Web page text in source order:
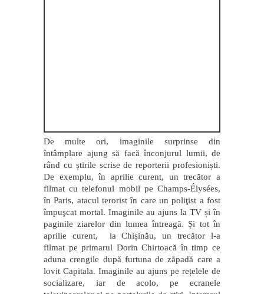
De multe ori, imaginile surprinse din
întâmplare ajung să facă înconjurul lumii, de
rând cu știrile scrise de reporterii profesioniști.
De exemplu, în aprilie curent, un trecător a
filmat cu telefonul mobil pe Champs-Élysées,
în Paris, atacul terorist în care un poliţist a fost
împuşcat mortal. Imaginile au ajuns la TV și în
paginile ziarelor din lumea întreagă. Și tot în
aprilie curent, la Chișinău, un trecător l-a
filmat pe primarul Dorin Chirtoacă în timp ce
aduna crengile după furtuna de zăpadă care a
lovit Capitala. Imaginile au ajuns pe rețelele de
socializare, iar de acolo, pe ecranele